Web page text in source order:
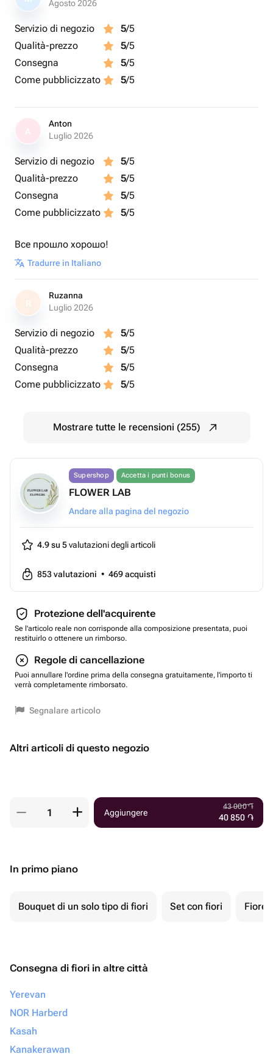
Agosto 2026
Servizio di negozio 5/5
Qualità-prezzo
5/5
Consegna
5/5
Come pubblicizzato
5/5
Anton
Luglio 2026
Servizio di negozio 5/5
Qualità-prezzo
5/5
Consegna
5/5
Come pubblicizzato
5/5
Все прошло хорошо!
Tradurre in Italiano
R
Ruzanna
Luglio 2026
Servizio di negozio 5/5
Qualità-prezzo
5/5
Consegna
5/5
Come pubblicizzato
5/5
Mostrare tutte le recensioni (255)
Supershop Accetta i punti bonus
FLOWER LAB
Andare alla pagina del negozio
4.9 su 5valutazioni degli articoli
853valutazioni • 469acquisti
Protezione dell'acquirente
Se l'articolo reale non corrisponde alla composizione presentata, puoi
restituirlo o ottenere un rimborso.
Regole di cancellazione
Puoi annullare l'ordine prima della consegna gratuitamente, l'importo ti
verrà completamente rimborsato.
Segnalare articolo
Altri articoli di questo negozio
Aggiungere
43 000֏
40 850 ֏
In primo piano
Bouquet di un solo tipo di fiori Set con fiori Fiore
Consegna di fiori in altre città
Yerevan
NOR Harberd
Kasah
Kanakerawan